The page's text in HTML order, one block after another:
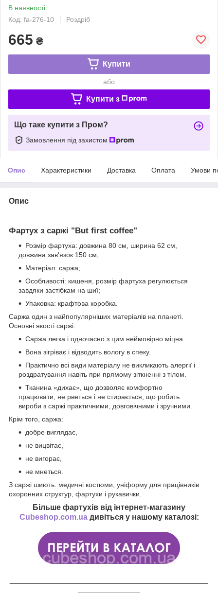
В наявності
Код: fa-276-10
Роздріб
665 ₴
Купити
або
Купити з
Що таке купити з Пром?
Замовлення під захистом
Опис Характеристики Доставка Оплата Умови
Опис
Фартух з саржі "But first coffee"
Розмір фартуха: довжина 80 см, ширина 62 см,
довжина зав'язок 150 см;
Матеріал: саржа;
Особливості: кишеня, розмір фартуха регулюється
завдяки застібкам на шиї;
Упаковка: крафтова коробка.
Саржа один з найпопулярніших матеріалів на планеті.
Основні якості саржі:
Саржа легка і одночасно з цим неймовірно міцна.
Вона зігріває і відводить вологу в спеку.
Практично всі види матеріалу не викликають алергії і
роздратування навіть при прямому зіткненні з тілом.
Тканина «дихає», що дозволяє комфортно
працювати, не рветься і не стирається, що робить
вироби з саржі практичними, довговічними і зручними.
Крім того, саржа:
добре виглядає,
не вицвітає,
не вигорає,
не мнеться.
З саржі шиють: медичні костюми, уніформу для працівників
охоронних структур, фартухи і рукавички.
Більше фартухів від інтернет-магазину
Cubeshop.com.uaдивіться у нашому каталозі: